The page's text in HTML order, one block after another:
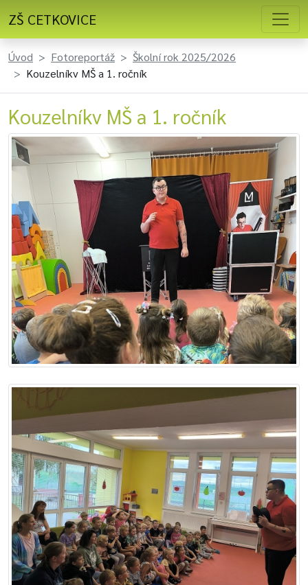
ZŠ CETKOVICE
Úvod Fotoreportáž
Školní rok 2025/2026
Kouzelníkv MŠ a 1. ročník
Kouzelníkv MŠ a 1. ročník